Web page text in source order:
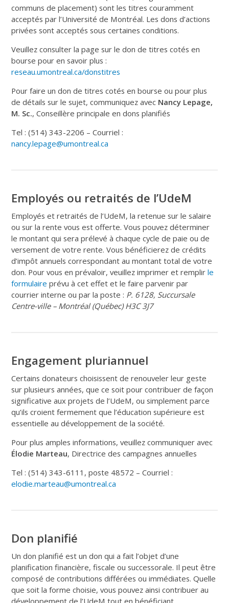
communs de placement) sont les titres couramment
acceptés par l’Université de Montréal. Les dons d’actions
privées sont acceptés sous certaines conditions.
Veuillez consulter la page sur le don de titres cotés en
bourse pour en savoir plus :
reseau.umontreal.ca/donstitres
Pour faire un don de titres cotés en bourse ou pour plus
de détails sur le sujet, communiquez avec Nancy Lepage,
M. Sc., Conseillère principale en dons planifiés
Tel : (514) 343-2206 – Courriel :
nancy.lepage@umontreal.ca
Employés ou retraités de l’UdeM
Employés et retraités de l’UdeM, la retenue sur le salaire
ou sur la rente vous est offerte. Vous pouvez déterminer
le montant qui sera prélevé à chaque cycle de paie ou de
versement de votre rente. Vous bénéficierez de crédits
d’impôt annuels correspondant au montant total de votre
don. Pour vous en prévaloir, veuillez imprimer et remplirle
formulaire prévu à cet effet et le faire parvenir par
courrier interne ou par la poste : P. 6128, Succursale
Centre-ville – Montréal (Québec) H3C 3J7
Engagement pluriannuel
Certains donateurs choisissent de renouveler leur geste
sur plusieurs années, que ce soit pour contribuer de façon
significative aux projets de l’UdeM, ou simplement parce
qu’ils croient fermement que l’éducation supérieure est
essentielle au développement de la société.
Pour plus amples informations, veuillez communiquer avec
Élodie Marteau, Directrice des campagnes annuelles
Tel : (514) 343-6111, poste 48572 – Courriel :
elodie.marteau@umontreal.ca
Don planifié
Un don planifié est un don qui a fait l’objet d’une
planification financière, fiscale ou successorale. Il peut être
composé de contributions différées ou immédiates. Quelle
que soit la forme choisie, vous pouvez ainsi contribuer au
développement de l’UdeM tout en bénéficiant